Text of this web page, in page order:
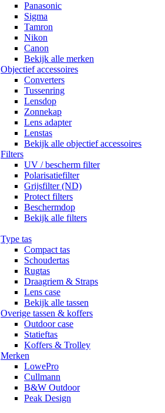
Panasonic
Sigma
Tamron
Nikon
Canon
Bekijk alle merken
Objectief accessoires
Converters
Tussenring
Lensdop
Zonnekap
Lens adapter
Lenstas
Bekijk alle objectief accessoires
Filters
UV / bescherm filter
Polarisatiefilter
Grijsfilter (ND)
Protect filters
Beschermdop
Bekijk alle filters
Type tas
Compact tas
Schoudertas
Rugtas
Draagriem & Straps
Lens case
Bekijk alle tassen
Overige tassen & koffers
Outdoor case
Statieftas
Koffers & Trolley
Merken
LowePro
Cullmann
B&W Outdoor
Peak Design